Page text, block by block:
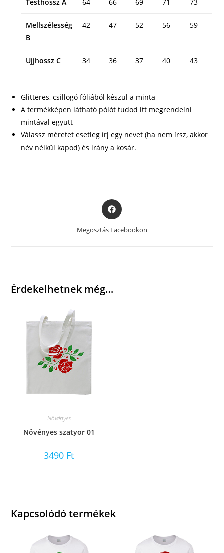
Mellszélesség
B
42 47 52 56 59
Ujjhossz C 34 36 37 40 43
Glitteres, csillogó fóliából készül a minta
A termékképen látható pólót tudod itt megrendelni
mintával együtt
Válassz méretet esetleg írj egy nevet (ha nem írsz, akkor
név nélkül kapod) és irány a kosár.
Opens
in
new
Megosztás Facebookon
Érdekelhetnek még…
Növényes
Növényes szatyor 01
3490 Ft
Kapcsolódó termékek